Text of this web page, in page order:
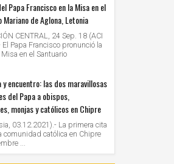
Papa Francisco en la Misa en el
Mariano de Aglona, Letonia
CENTRAL, 24 Sep. 18 (ACI
El Papa Francisco pronunció la
en el Santuario
y encuentro: las dos maravillosas
del Papa a obispos,
monjas y católicos en Chipre
03.12.2021).- La primera cita
comunidad católica en Chipre
...